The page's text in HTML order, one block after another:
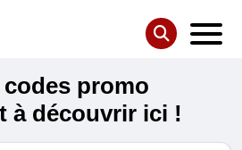
promo
à découvrir ici !